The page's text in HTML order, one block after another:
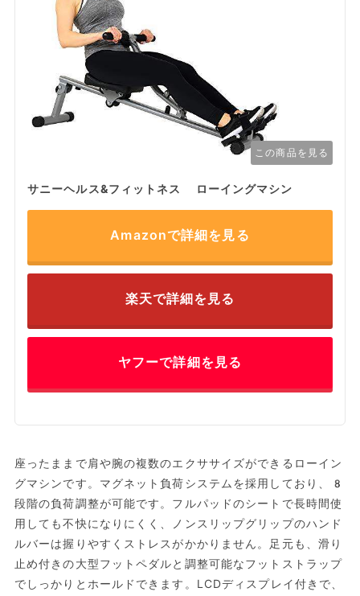
この商品を見る
サニーヘルス&フィットネス ローイングマシン
Amazonで詳細を見る
楽天で詳細を見る
ヤフーで詳細を見る
座ったままで肩や腕の複数のエクササイズができるローイン
グマシンです。マグネット負荷システムを採用しており、8
段階の負荷調整が可能です。フルパッドのシートで長時間使
用しても不快になりにくく、ノンスリップグリップのハンド
ルバーは握りやすくストレスがかかりません。足元も、滑り
止め付きの大型フットペダルと調整可能なフットストラップ
でしっかりとホールドできます。LCDディスプレイ付きで、